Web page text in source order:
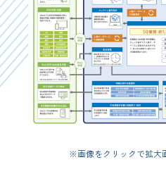
※画像をクリックで拡大